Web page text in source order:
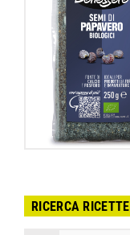
RICERCA RICETTE